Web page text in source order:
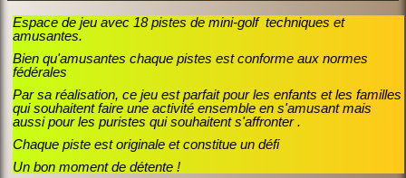
Espace de jeu avec 18 pistes de mini-golf techniques et
amusantes.
Bien qu'amusantes chaque pistes est conforme aux normes
fédérales
Par sa réalisation, ce jeu est parfait pour les enfants et les familles
qui souhaitent faire une activité ensemble en s'amusant mais
aussi pour les puristes qui souhaitent s'affronter .
Chaque piste est originale et constitue un défi
Un bon moment de détente !